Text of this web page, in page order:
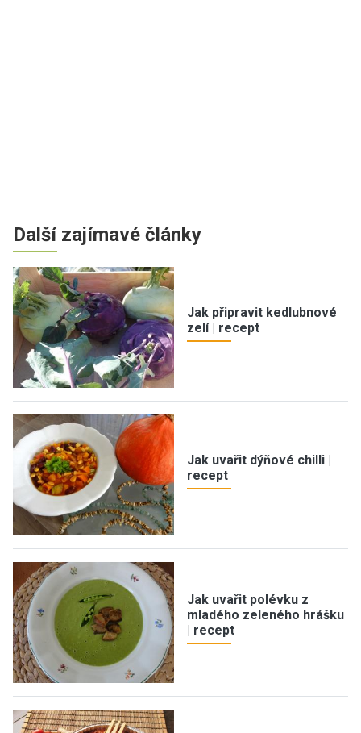
Další zajímavé články
Jak připravit kedlubnové
zelí | recept
Jak uvařit dýňové chilli |
recept
Jak uvařit polévku z
mladého zeleného hrášku
| recept